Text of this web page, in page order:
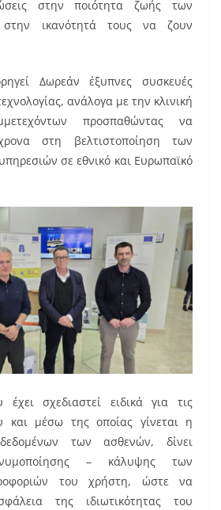
στην ποιότητα ζωής των
στην ικανότητά τους να ζουν
Δωρεάν έξυπνες συσκευές
ανάλογα με την κλινική
προσπαθώντας να
στη βελτιστοποίηση των
σε εθνικό και Ευρωπαϊκό
σχεδιαστεί ειδικά για τις
και μέσω της οποίας γίνεται η
των ασθενών, δίνει
– κάλυψης των
του χρήστη, ώστε να
της ιδιωτικότητας του